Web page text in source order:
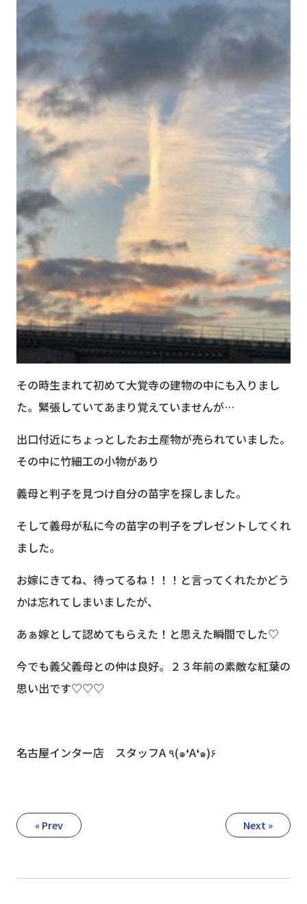
その時生まれて初めて大覚寺の建物の中にも入りまし
た。緊張していてあまり覚えていませんが…
出口付近にちょっとしたお土産物が売られていました。
その中に竹細工の小物があり
義母と判子を見つけ自分の苗字を探しました。
そして義母が私に今の苗字の判子をプレゼントしてくれ
ました。
お嫁にきてね、待ってるね！！！と言ってくれたかどう
かは忘れてしまいましたが、
あぁ嫁として認めてもらえた！と思えた瞬間でした♡
今でも義父義母との仲は良好。２３年前の素敵な紅葉の
思い出です♡♡♡
名古屋インター店 スタッフA ٩(๑❛A❛๑)۶
« Prev Next »